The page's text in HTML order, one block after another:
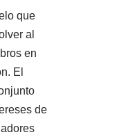
que
al
en
El
de